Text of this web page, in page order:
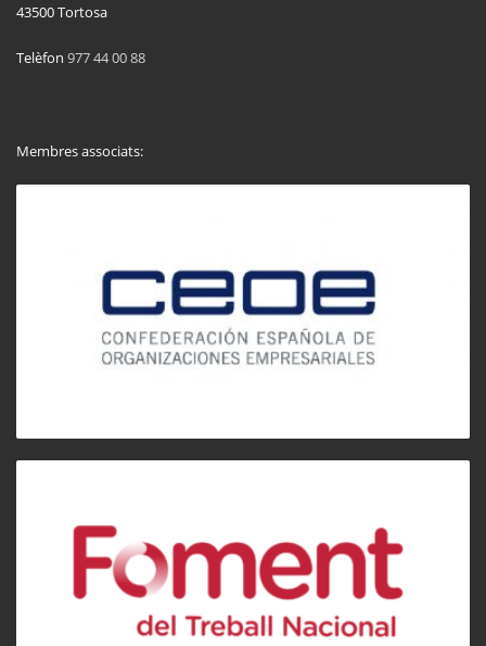
43500 Tortosa
Telèfon 977 44 00 88
Membres associats: